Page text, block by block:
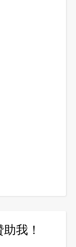
我！